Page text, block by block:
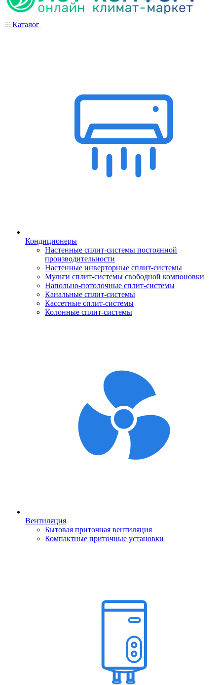
Каталог
Кондиционеры
Настенные сплит-системы постоянной
производительности
Настенные инверторные сплит-системы
Мульти сплит-системы свободной компоновки
Напольно-потолочные сплит-системы
Канальные сплит-системы
Кассетные сплит-системы
Колонные сплит-системы
Вентиляция
Бытовая приточная вентиляция
Компактные приточные установки